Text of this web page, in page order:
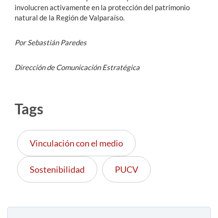
involucren activamente en la protección del patrimonio
natural de la Región de Valparaíso.
Por Sebastián Paredes
Dirección de Comunicación Estratégica
Tags
Vinculación con el medio
Sostenibilidad PUCV